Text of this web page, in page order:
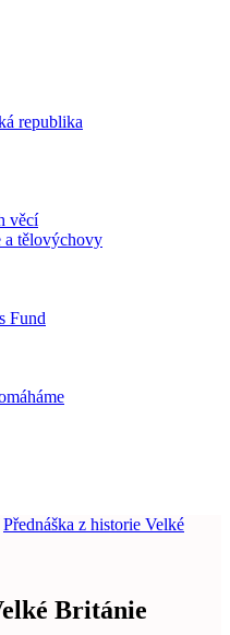
republika
věcí
a tělovýchovy
Fund
Přednáška z historie Velké
Británie